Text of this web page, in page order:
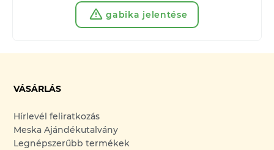
gabika jelentése
VÁSÁRLÁS
Hírlevél feliratkozás
Meska Ajándékutalvány
Legnépszerűbb termékek